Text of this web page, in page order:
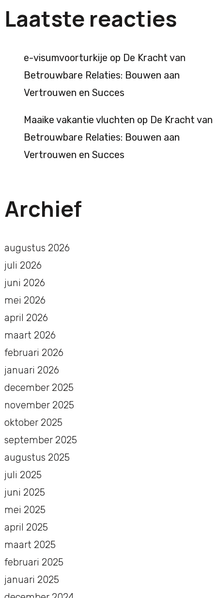
Laatste reacties
e-visumvoorturkije op De Kracht van
Betrouwbare Relaties: Bouwen aan
Vertrouwen en Succes
Maaike vakantie vluchten op De Kracht van
Betrouwbare Relaties: Bouwen aan
Vertrouwen en Succes
Archief
augustus 2026
juli 2026
juni 2026
mei 2026
april 2026
maart 2026
februari 2026
januari 2026
december 2025
november 2025
oktober 2025
september 2025
augustus 2025
juli 2025
juni 2025
mei 2025
april 2025
maart 2025
februari 2025
januari 2025